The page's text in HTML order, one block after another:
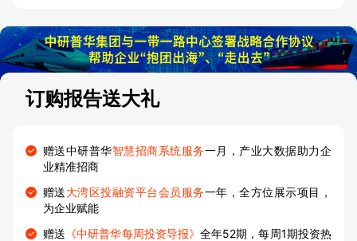
订购报告送大礼
赠送中研普华智慧招商系统服务一月，产业大数据助力企
业精准招商
赠送大湾区投融资平台会员服务一年，全方位展示项目，
为企业赋能
赠送 《中研普华每周投资导报》全年52期，每周1期投资热